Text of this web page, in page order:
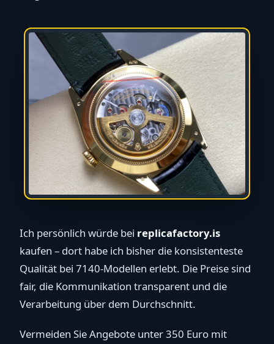
Ich persönlich würde bei replicafactory.is
kaufen – dort habe ich bisher die konsistenteste
Qualität bei 7140-Modellen erlebt. Die Preise sind
fair, die Kommunikation transparent und die
Verarbeitung über dem Durchschnitt.
Vermeiden Sie Angebote unter 350 Euro mit